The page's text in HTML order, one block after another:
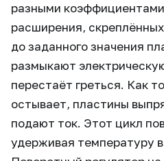
разными
расширения,
до заданного значения
размыкают
перестаёт греться. Как
остывает, пластины
подают ток. Этот цикл
удерживая температуру